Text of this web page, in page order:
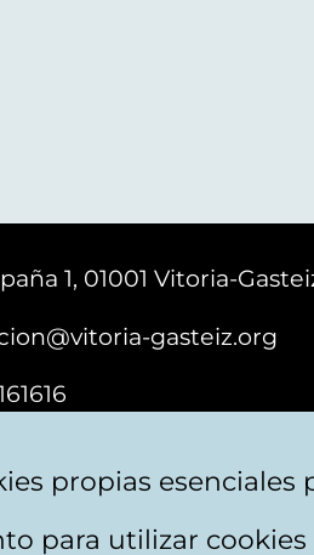
1, 01001 Vitoria-
gasteiz.org
propias
para utilizar